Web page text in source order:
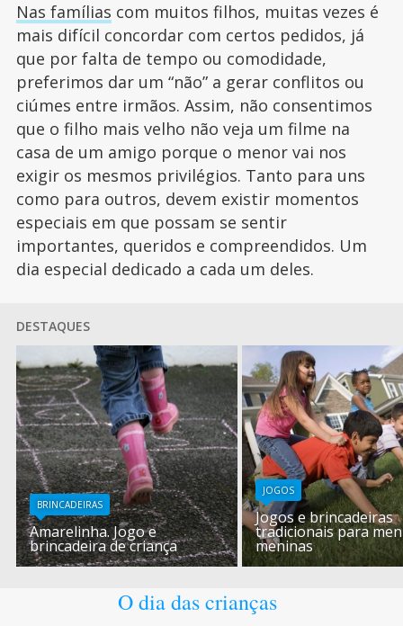
Nas famílias com muitos filhos, muitas vezes é
mais difícil concordar com certos pedidos, já
que por falta de tempo ou comodidade,
preferimos dar um “não” a gerar conflitos ou
ciúmes entre irmãos. Assim, não consentimos
que o filho mais velho não veja um filme na
casa de um amigo porque o menor vai nos
exigir os mesmos privilégios. Tanto para uns
como para outros, devem existir momentos
especiais em que possam se sentir
importantes, queridos e compreendidos. Um
dia especial dedicado a cada um deles.
DESTAQUES
BRINCADEIRAS
Amarelinha. Jogo e
brincadeira de criança
JOGOS
Jogos e brincadeiras
tradicionais para
meninas
O dia das crianças